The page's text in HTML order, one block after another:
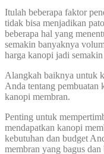
Itulah beberapa faktor
tidak bisa menjadikan
beberapa hal yang
semakin banyaknya
harga kanopi jadi
Alangkah baiknya untuk
Anda tentang pembuatan
kanopi membran.
Penting untuk
mendapatkan kanopi
kebutuhan dan budget
membran yang bagus